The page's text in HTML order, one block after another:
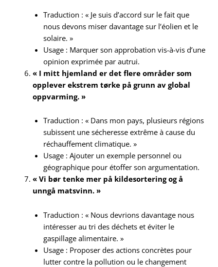
Traduction : « Je suis d’accord sur le fait que
nous devons miser davantage sur l’éolien et le
solaire. »
Usage : Marquer son approbation vis-à-vis d’une
opinion exprimée par autrui.
« I mitt hjemland er det flere områder som
opplever ekstrem tørke på grunn av global
oppvarming. »
Traduction : « Dans mon pays, plusieurs régions
subissent une sécheresse extrême à cause du
réchauffement climatique. »
Usage : Ajouter un exemple personnel ou
géographique pour étoffer son argumentation.
« Vi bør tenke mer på kildesortering og å
unngå matsvinn. »
Traduction : « Nous devrions davantage nous
intéresser au tri des déchets et éviter le
gaspillage alimentaire. »
Usage : Proposer des actions concrètes pour
lutter contre la pollution ou le changement